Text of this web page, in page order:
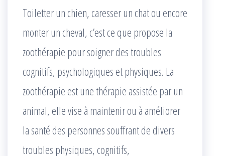
Toiletter un chien, caresser un chat ou encore
monter un cheval, c’est ce que propose la
zoothérapie pour soigner des troubles
cognitifs, psychologiques et physiques. La
zoothérapie est une thérapie assistée par un
animal, elle vise à maintenir ou à améliorer
la santé des personnes souffrant de divers
troubles physiques, cognitifs,